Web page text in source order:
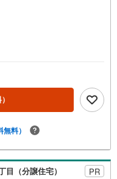
無料）
目（分譲住宅） PR